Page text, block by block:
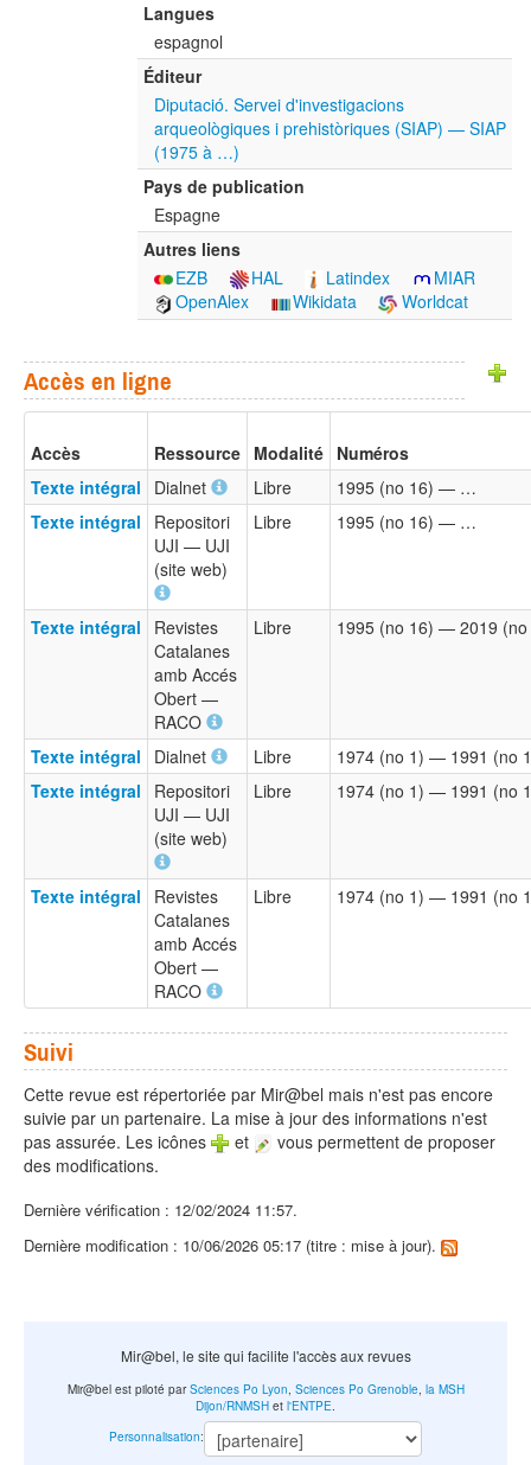
Langues
espagnol
Éditeur
Diputació. Servei d'investigacions
arqueològiques i prehistòriques (SIAP) — SIAP
(1975 à …)
Pays de publication
Espagne
Autres liens
EZB
HAL Latindex
MIAR
OpenAlex
Wikidata Worldcat
Accès en ligne
Accès Ressource Modalité Numéros
Texte intégral
Dialnet Libre
1995 (no 16) — …
Texte intégral
Repositori
UJI — UJI
(site web)
Libre 1995 (no 16) — …
Texte intégral
Revistes
Catalanes
amb Accés
Obert —
RACO
Libre 1995 (no 16) — 2019
Texte intégral Dialnet Libre
1974 (no 1) — 1991 (no
Texte intégral
Repositori
UJI — UJI
(site web)
Libre 1974 (no 1) — 1991 (no
Texte intégral
Revistes
Catalanes
amb Accés
Obert —
RACO
Libre 1974 (no 1) — 1991 (no
Suivi
Cette revue est répertoriée par Mir@bel mais n'est pas encore
suivie par un partenaire. La mise à jour des informations n'est
pas assurée. Les icônes
et
vous permettent de proposer
des modifications.
Dernière vérification : 12/02/2024 11:57.
Dernière modification : 10/06/2026 05:17 (titre : mise à jour).
Mir@bel, le site qui facilite l'accès aux revues
Mir@bel est piloté parSciences Po Lyon, Sciences Po Grenoble, la MSH
Dijon/RNMSH et l'ENTPE.
Personnalisation: